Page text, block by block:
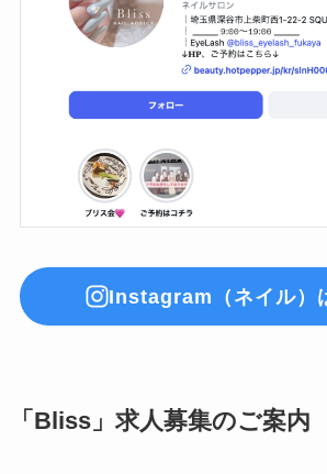
Instagram（ネイル）
「Bliss」求人募集のご案内